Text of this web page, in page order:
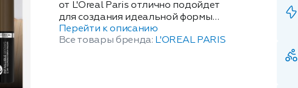
GLYCOL ?
ACRYLAMIDE/SODIUM
ACRYLOYLDIMETHYLTAURATE
COPOLYMER ? PERLITE ?
от L'Oreal Paris отлично подойдет
для создания идеальной формы
бровей. Удобный, укороченный
аппликатор и особая форма
Перейти к описанию
Все товары бренда: L'OREAL PARIS